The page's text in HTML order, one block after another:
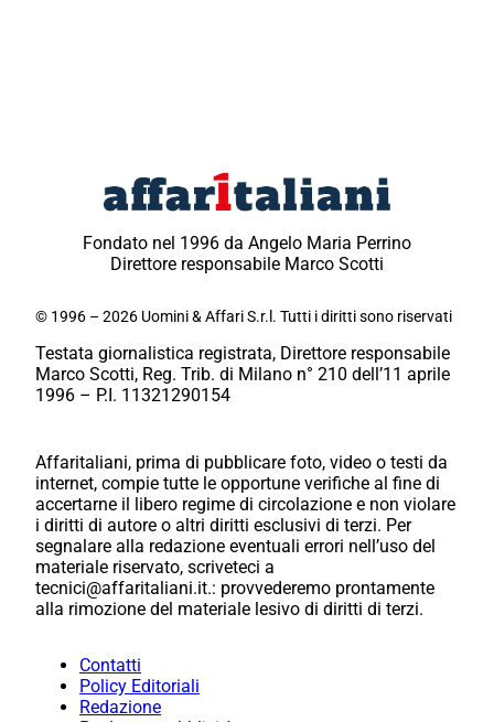
Fondato nel 1996 da Angelo Maria Perrino
Direttore responsabile Marco Scotti
© 1996 – 2026 Uomini & Affari S.r.l. Tutti i diritti sono riservati
Testata giornalistica registrata, Direttore responsabile
Marco Scotti, Reg. Trib. di Milano n° 210 dell’11 aprile
1996 – P.I. 11321290154
Affaritaliani, prima di pubblicare foto, video o testi da
internet, compie tutte le opportune verifiche al fine di
accertarne il libero regime di circolazione e non violare
i diritti di autore o altri diritti esclusivi di terzi. Per
segnalare alla redazione eventuali errori nell’uso del
materiale riservato, scriveteci a
tecnici@affaritaliani.it.: provvederemo prontamente
alla rimozione del materiale lesivo di diritti di terzi.
Contatti
Policy Editoriali
Redazione